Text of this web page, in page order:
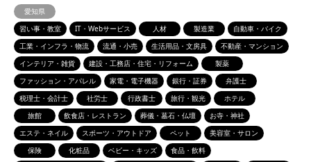
愛知県
習い事・教室
IT・Webサービス 人材 製造業
自動車・バイク
工業・インフラ・物流
流通・小売 生活用品・文房具
不動産・マンション
インテリア・雑貨
建設・工務店・住宅・リフォーム
製薬
ファッション・アパレル
家電・電子機器 銀行・証券
弁護士
税理士・会計士
社労士 行政書士 旅行・観光
ホテル
旅館
飲食店・レストラン 葬儀・墓石・仏壇
お寺・神社
エステ・ネイル
スポーツ・アウトドア ペット
美容室・サロン
保険
化粧品 ベビー・キッズ
食品・飲料